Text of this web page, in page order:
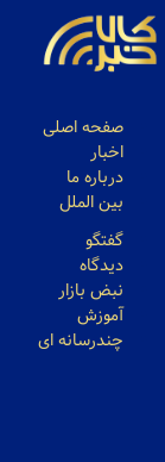
صفحه اصلی
اخبار
درباره ما
بین الملل
گفتگو
دیدگاه
نبض بازار
آموزش
چندرسانه ای